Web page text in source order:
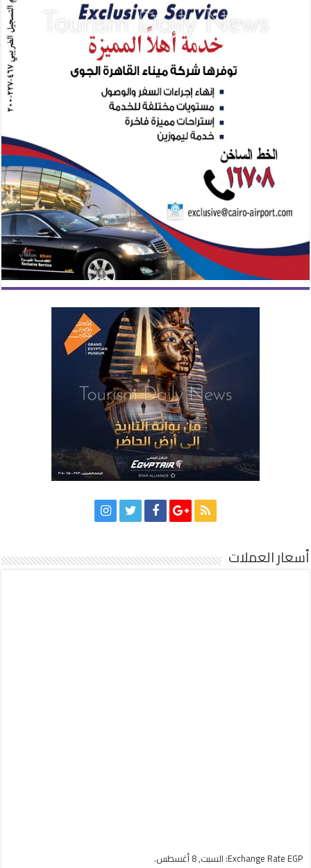
أسعار العملات
Exchange Rate EGP : السبت, 8 أغسطس.